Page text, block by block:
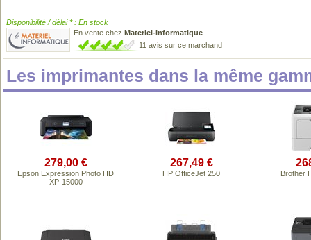
Disponibilité / délai * : En stock
En vente chez Materiel-Informatique
11 avis sur ce marchand
Les imprimantes dans la même
279,00 €
Epson Expression Photo HD
XP-15000
267,49 €
HP OfficeJet 250 Brother